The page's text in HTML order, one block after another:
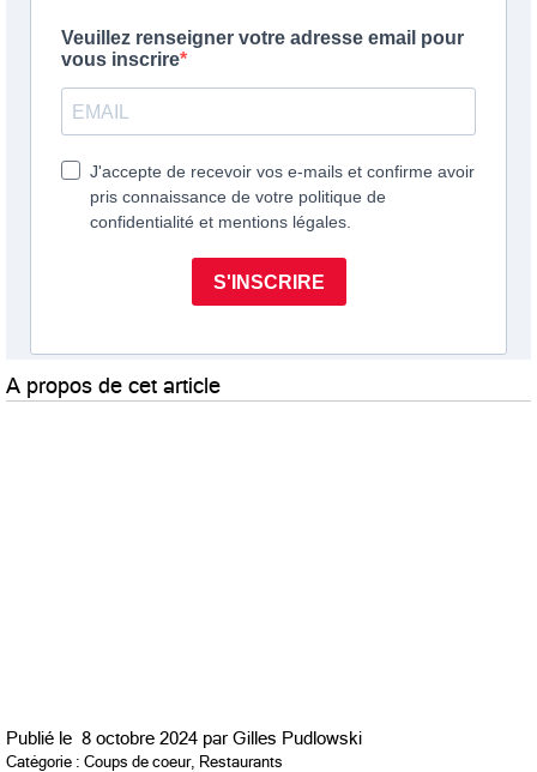
A propos de cet article
Publié le 8 octobre 2024 par Gilles Pudlowski
Catégorie : Coups de coeur, Restaurants